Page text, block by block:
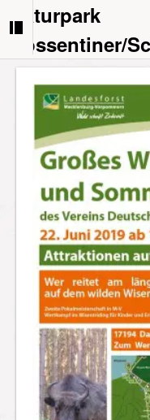
Naturpark
Nossentiner/